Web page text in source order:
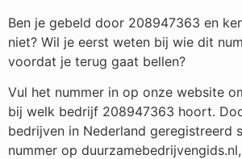
Ben je gebeld door 208947363 en
niet? Wil je eerst weten bij wie dit
voordat je terug gaat bellen?
Vul het nummer in op onze website
bij welk bedrijf 208947363 hoort.
bedrijven in Nederland geregistreerd
nummer op